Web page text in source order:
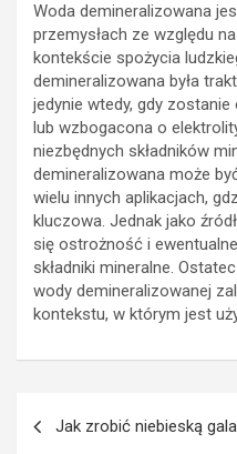
Woda demineralizowana
przemysłach ze względu
kontekście spożycia
demineralizowana była
jedynie wtedy, gdy
lub wzbogacona o
niezbędnych składników
demineralizowana może
wielu innych aplikacjach,
kluczowa. Jednak jako
się ostrożność i
składniki mineralne.
wody demineralizowanej
kontekstu, w którym jest
Jak zrobić niebieską